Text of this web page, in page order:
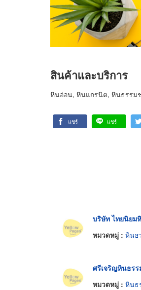
สินค้าและบริการ
หินอ่อน, หินแกรนิต, หินธรรม
แชร์ แชร์
บริษัท ไทยนิยม
หมวดหมู่ : หินธ
ศรีเจริญหินธร
หมวดหมู่ : หินธ